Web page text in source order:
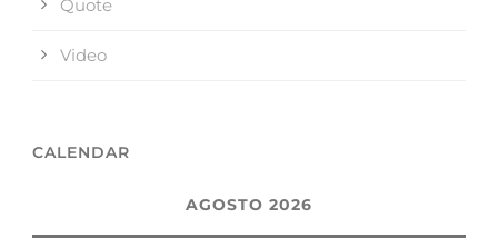
Quote
Video
CALENDAR
AGOSTO 2026